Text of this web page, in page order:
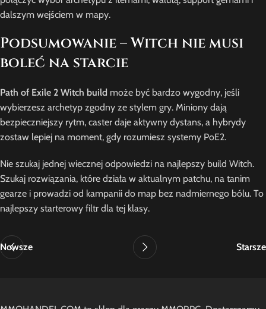
dalszym wejściem w mapy.
Podsumowanie – Witch nie musi
boleć na starcie
Path of Exile 2 Witch build może być bardzo wygodny, jeśli
wybierzesz archetyp zgodny ze stylem gry. Miniony dają
bezpieczniejszy rytm, caster daje aktywny dystans, a hybrydy
zostaw lepiej na moment, gdy rozumiesz systemy PoE2.
Nie szukaj jednej wiecznej odpowiedzi na najlepszy build Witch.
Szukaj rozwiązania, które działa w aktualnym patchu, na tanim
gearze i prowadzi od kampanii do map bez nadmiernego bólu. To
najlepszy starterowy filtr dla tej klasy.
Nowsze Starsze